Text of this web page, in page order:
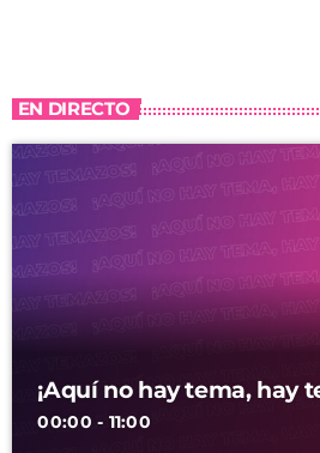
EN DIRECTO
¡Aquí no hay tema, hay
00:00 - 11:00